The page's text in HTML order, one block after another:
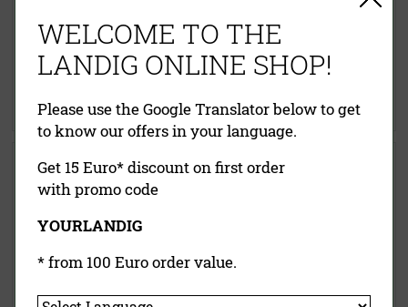
54,90 € (UVP)
26,90 €
inklusive MwSt.
exkl.
Jetzt kaufen
10,90 €(UVP)
ab8,95 €
inklusive MwSt. exkl.
Jetzt kaufen
WELCOME TO THE
LANDIG ONLINE SHOP!
Please use the Google Translator below to get
to know our offers in your language.
Get 15 Euro* discount on first order
with promo code
YOURLANDIG
* from 100 Euro order value.